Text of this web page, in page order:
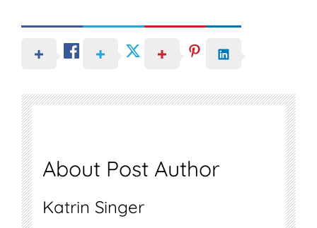
About Post Author
Katrin Singer